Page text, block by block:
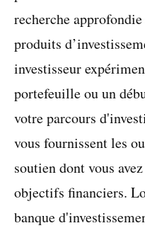
recherche
produits
investisseur
portefeuille ou un
votre parcours
vous fournissent les
soutien dont vous
objectifs financiers.
banque